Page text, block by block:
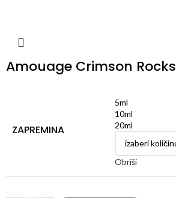
Amouage Crimson Rocks
ZAPREMINA
5ml
10ml
20ml
Obriši